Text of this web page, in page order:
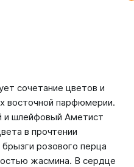
сочетание цветов и
восточной парфюмерии.
и шлейфовый Аметист
в прочтении
розового перца
жасмина. В сердце